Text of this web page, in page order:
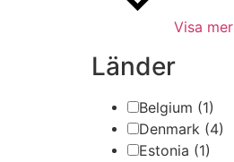
Visa mer
Länder
Belgium (1)
Denmark (4)
Estonia (1)